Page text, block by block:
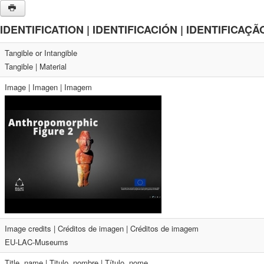
IDENTIFICATION | IDENTIFICACIÓN |
Tangible or Intangible
Tangible | Material
Image | Imagen | Imagem
Image credits | Créditos de imagen | Créditos de imagem
EU-LAC-Museums